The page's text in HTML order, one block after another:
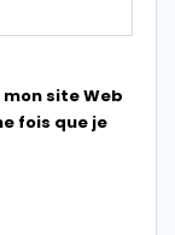
site Web
fois que je